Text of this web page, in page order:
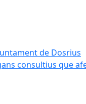
de Dosrius
consultius que